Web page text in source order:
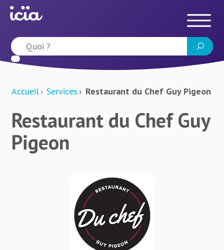
Accueil Services Restaurant du Chef Guy Pigeon
Restaurant du Chef Guy
Pigeon